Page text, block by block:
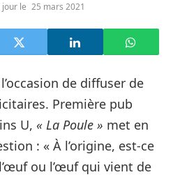
jour le 25 mars 2021
de diffuser de
Première pub
U, « La Poule » met en
: « À l’origine, est-ce
ou l’œuf qui vient de